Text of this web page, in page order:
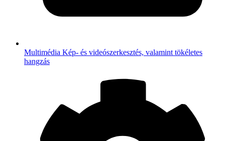
Multimédia Kép- és videószerkesztés, valamint tökéletes
hangzás